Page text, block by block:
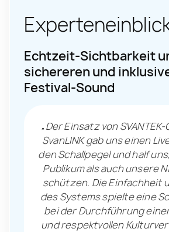
Echtzeit-Sichtbarkeit
sichereren und
Festival-Sound
„Der Einsatz von
SvanLINK gab uns einen
den Schallpegel und half
Publikum als auch unsere
schützen. Die Einfachheit
des Systems spielte eine
bei der Durchführung
und respektvollen